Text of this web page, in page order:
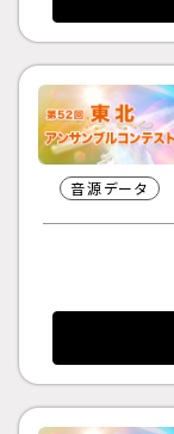
音源データ